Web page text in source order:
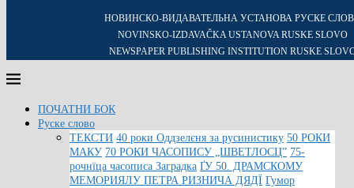
НОВИНСКО-ВИДАВАТЕЛЬНА УСТАНОВА РУСКЕ
NOVINSKO-IZDAVAČKA USTANOVA RUSKE SLOVO
NEWSPAPER PUBLISHING INSTITUTION RUSKE
ПОЧАТНИ БОК
Руске слово
ТЕКСТИ 40 роки Оддзелєня за русинистику 50 РОКИ
МАКУ 70 РОКИ ЧАСОПИСУ „ШВЕТЛОСЦ” 75-
рочнїца часописа Заградка ҐУ 50. ДРАМСКОМУ
МЕМОРИЯЛУ ПЕТРА РИЗНИЧА ДЯДЇ Гумор